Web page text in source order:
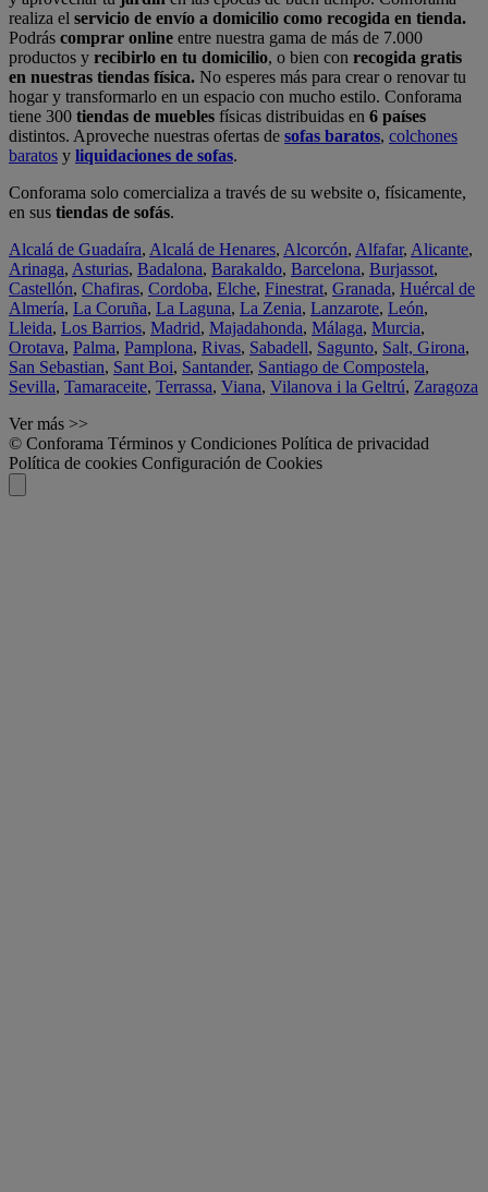
realiza el servicio de envío a domicilio como recogida en tienda.
Podrás comprar online entre nuestra gama de más de 7.000
productos y recibirlo en tu domicilio, o bien con recogida gratis
en nuestras tiendas física. No esperes más para crear o renovar tu
hogar y transformarlo en un espacio con mucho estilo. Conforama
tiene 300 tiendas de muebles físicas distribuidas en 6 países
distintos. Aproveche nuestras ofertas de sofas baratos, colchones
baratos y liquidaciones de sofas.
Conforama solo comercializa a través de su website o, físicamente,
en sus tiendas de sofás.
Alcalá de Guadaíra, Alcalá de Henares, Alcorcón, Alfafar, Alicante,
Arinaga, Asturias, Badalona, Barakaldo, Barcelona, Burjassot,
Castellón, Chafiras, Cordoba, Elche, Finestrat, Granada, Huércal de
Almería, La Coruña, La Laguna, La Zenia, Lanzarote, León,
Lleida, Los Barrios, Madrid, Majadahonda, Málaga, Murcia,
Orotava, Palma, Pamplona, Rivas, Sabadell, Sagunto, Salt, Girona,
San Sebastian, Sant Boi, Santander, Santiago de Compostela,
Sevilla, Tamaraceite, Terrassa, Viana, Vilanova i la Geltrú, Zaragoza
Ver más >>
© Conforama Términos y Condiciones Política de privacidad
Política de cookies Configuración de Cookies